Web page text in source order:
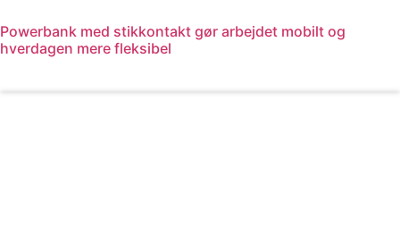
Powerbank med stikkontakt gør arbejdet mobilt og
hverdagen mere fleksibel